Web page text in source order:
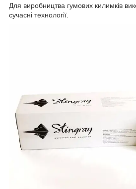
Для виробництва гумових килимків
сучасні технології.